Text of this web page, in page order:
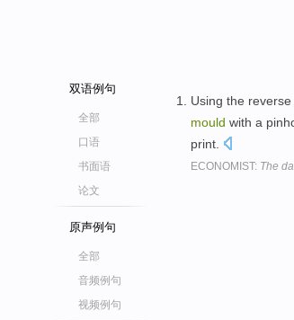
双语例句
全部
口语
书面语
论文
原声例句
全部
音频例句
视频例句
Using the
mould with a
print.
ECONOMIST: The